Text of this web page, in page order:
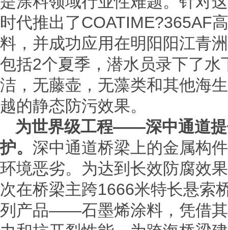
时代推出了COATIME?365AF
料，并成功应用在明阳阳江青
包括2个夏季，潜水员录下了
洁，无藤壶，无藻类和其他海
越的静态防污效果。
为世界级工程——深中通道
护。 深中通道桥梁上的金属构
环境恶劣。为达到长效防腐效
次在桥梁主跨1666米特长悬索
列产品——石墨烯涂料，凭借